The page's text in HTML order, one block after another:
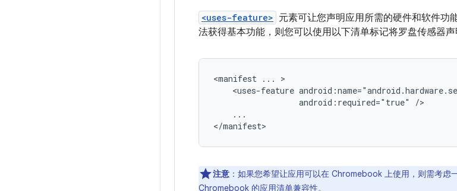
<uses-feature> 元素可让您声明应用所需的硬件和软件功
法获得基本功能，则您可以使用以下清单标记将罗盘传感器声
<manifest ...
<uses-feature
android:required="true"
...
</manifest>
注意 ：如果您希望让应用可以在 Chromebook 上使用，则需考
Chromebook 的应用清单兼容性。